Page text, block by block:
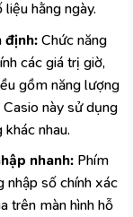
hằng ngày.
định:Chức năng
các giá trị giờ,
gồm năng lượng
Casionày sử dụng
nhau.
nhanh:Phím
nhập số chính xác
trên màn hình hỗ